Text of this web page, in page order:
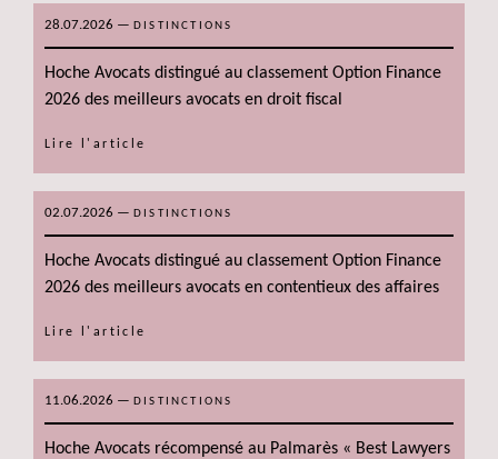
28.07.2026 — DISTINCTIONS
Hoche Avocats distingué au classement Option Finance
2026 des meilleurs avocats en droit fiscal
Lire l'article
02.07.2026 — DISTINCTIONS
Hoche Avocats distingué au classement Option Finance
2026 des meilleurs avocats en contentieux des affaires
Lire l'article
11.06.2026 — DISTINCTIONS
Hoche Avocats récompensé au Palmarès « Best Lawyers